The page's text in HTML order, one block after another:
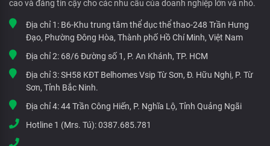
cao và đáng tin cậy cho các nhu cầu của doanh nghiệp lớn và nhỏ.
Địa chỉ 1: B6-Khu trung tâm thể dục thể thao-248 Trần Hưng
Đạo, Phường Đông Hòa, Thành phố Hồ Chí Minh, Việt Nam
Địa chỉ 2: 68/6 Đường số 1, P. An Khánh, TP. HCM
Địa chỉ 3:SH58 KĐT Belhomes Vsip Từ Sơn, Đ. Hữu Nghị, P. Từ
Sơn, Tỉnh Bắc Ninh.
Địa chỉ 4:44 Trần Công Hiến, P. Nghĩa Lộ, Tỉnh Quảng Ngãi
Hotline 1 (Mrs. Tú):0387.685.781